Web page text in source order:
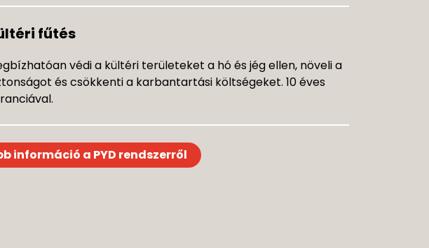
fűtés
védi a kültéri területeket a hó és jég ellen, növeli a
és csökkenti a karbantartási költségeket. 10 éves
információ a PYD rendszerről